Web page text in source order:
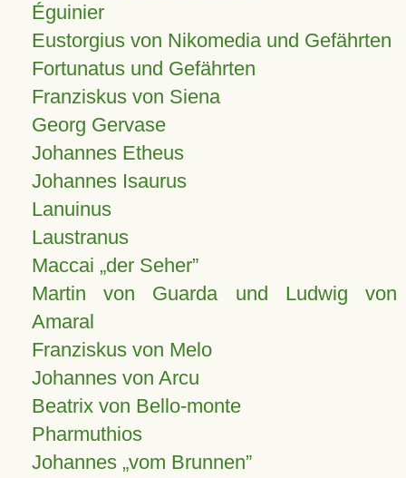
Éguinier
Eustorgius von Nikomedia und Gefährten
Fortunatus und Gefährten
Franziskus von Siena
Georg Gervase
Johannes Etheus
Johannes Isaurus
Lanuinus
Laustranus
Maccai „der Seher”
Martin von Guarda und Ludwig von
Amaral
Franziskus von Melo
Johannes von Arcu
Beatrix von Bello-monte
Pharmuthios
Johannes vom Brunnen